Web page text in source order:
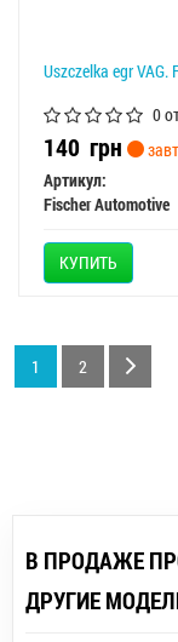
Uszczelka egr VAG.
0
140 грн
Артикул:
Fischer Automotive
КУПИТЬ
1 2
В ПРОДАЖЕ
ДРУГИЕ